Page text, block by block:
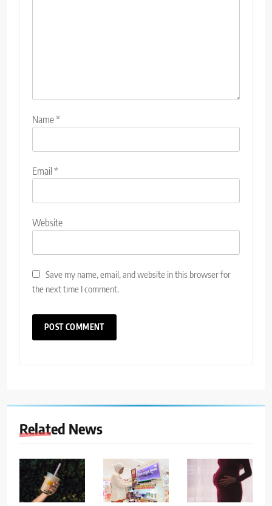
Name*
Email *
Website
Save my name, email, and website in this browser for
the next time I comment.
Related News